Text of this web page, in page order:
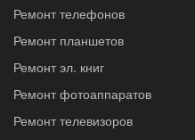
Ремонт телефонов
Ремонт планшетов
Ремонт эл. книг
Ремонт фотоаппаратов
Ремонт телевизоров